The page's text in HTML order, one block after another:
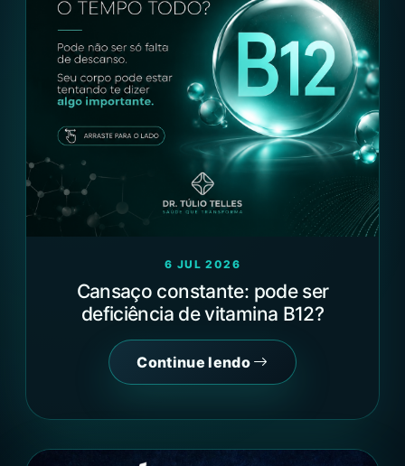
6 JUL 2026
Cansaço constante: pode ser
deficiência de vitamina B12?
Continue lendo